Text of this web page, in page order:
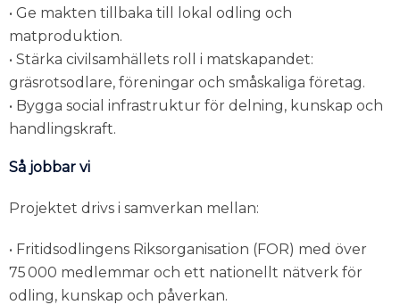
• Ge makten tillbaka till lokal odling och
matproduktion.
• Stärka civilsamhällets roll i matskapandet:
gräsrotsodlare, föreningar och småskaliga företag.
• Bygga social infrastruktur för delning, kunskap och
handlingskraft.
Så jobbar vi
Projektet drivs i samverkan mellan:
• Fritidsodlingens Riksorganisation (FOR) med över
75 000 medlemmar och ett nationellt nätverk för
odling, kunskap och påverkan.